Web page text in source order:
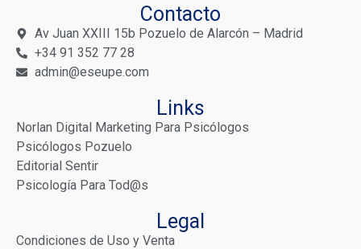
Contacto
Av Juan XXIII 15b Pozuelo de Alarcón – Madrid
+34 91 352 77 28
admin@eseupe.com
Links
Norlan Digital Marketing Para Psicólogos
Psicólogos Pozuelo
Editorial Sentir
Psicología Para Tod@s
Legal
Condiciones de Uso y Venta